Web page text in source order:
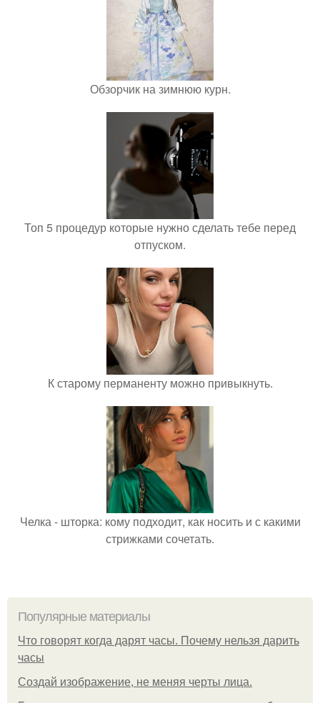
Обзорчик на зимнюю курн.
Топ 5 процедур которые нужно сделать тебе перед
отпуском.
К старому перманенту можно привыкнуть.
Челка - шторка: кому подходит, как носить и с какими
стрижками сочетать.
Популярные материалы
Что говорят когда дарят часы. Почему нельзя дарить
часы
Создай изображение, не меняя черты лица.